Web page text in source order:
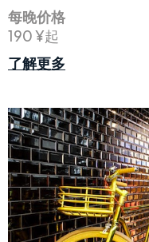
每晚价格
190 ¥起
了解更多